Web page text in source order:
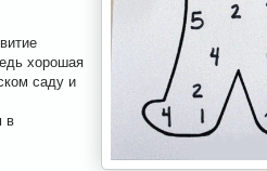
хорошая
саду и
в